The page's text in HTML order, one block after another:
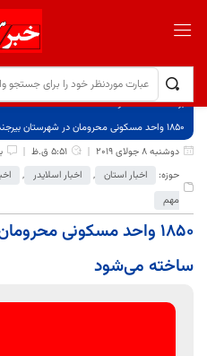
برگ نخست
نوشته‌ها
۱۸۵۰ واحد مسکونی محرومان در شهرستان بیرجند ساخته می‌شود
دوشنبه 8 جولای 2019
5:51 ق.ظ
حوزه:
اخبار استان , اخبار اسلایدر ,
مهم
۱۸۵۰ واحد مسکونی
ساخته می‌شود